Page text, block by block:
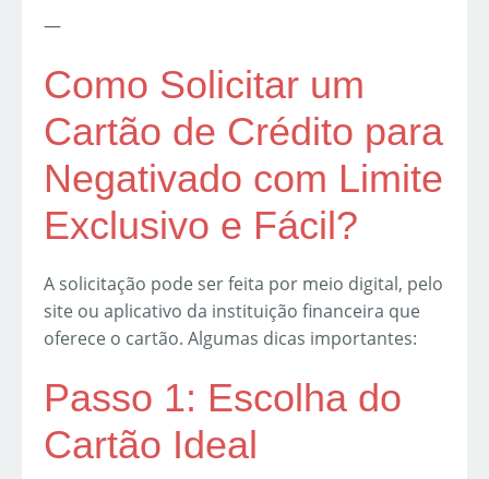
—
Como Solicitar um
Cartão de Crédito para
Negativado com Limite
Exclusivo e Fácil?
A solicitação pode ser feita por meio digital, pelo
site ou aplicativo da instituição financeira que
oferece o cartão. Algumas dicas importantes:
Passo 1: Escolha do
Cartão Ideal